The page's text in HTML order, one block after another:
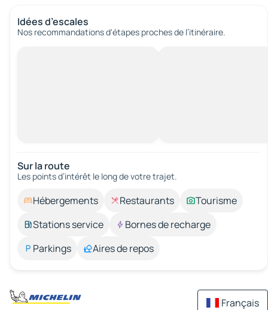
Idées d’escales
Nos recommandations d'étapes proches de l’itinéraire.
Sur la route
Les points d’intérêt le long de votre trajet.
Hébergements Restaurants
Tourisme
Stations service
Bornes de recharge
Parkings
Aires de repos
Français